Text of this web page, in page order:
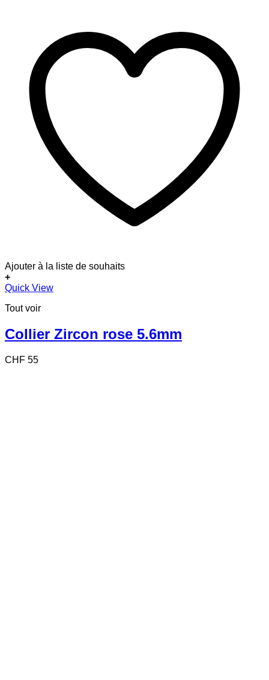
Ajouter à la liste de souhaits
+
Quick View
Tout voir
Collier Zircon rose 5.6mm
CHF 55